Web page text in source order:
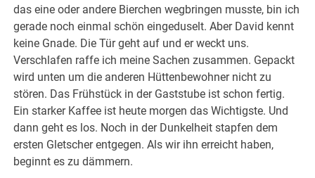
das eine oder andere Bierchen wegbringen musste, bin ich
gerade noch einmal schön eingeduselt. Aber David kennt
keine Gnade. Die Tür geht auf und er weckt uns.
Verschlafen raffe ich meine Sachen zusammen. Gepackt
wird unten um die anderen Hüttenbewohner nicht zu
stören. Das Frühstück in der Gaststube ist schon fertig.
Ein starker Kaffee ist heute morgen das Wichtigste. Und
dann geht es los. Noch in der Dunkelheit stapfen dem
ersten Gletscher entgegen. Als wir ihn erreicht haben,
beginnt es zu dämmern.